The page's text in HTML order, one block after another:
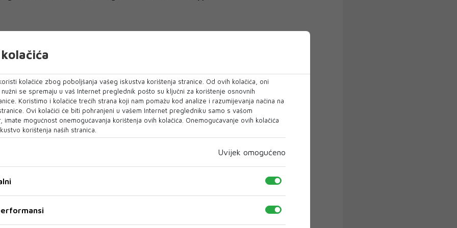
nakon nekoliko godina u SAD-u vratio u Berlin,
Zerinom i troje djece. O povratku i
povratku među veterane, Ibišević za
pozvalo i prijavilo. Nakon završetka karijere
padel, ali nedostajala mi je lopta. Bilo je sjajno,
poslije. To su sve sjajni momci – prošle
Njemačke.“
planovi
Ibišević ističe:
kolačiće zbog poboljšanja vašeg iskustva korištenja stranice. Od ovih kolačića, oni
se spremaju u vaš Internet preglednik pošto su ključni za korištenje osnovnih
Koristimo i kolačiće trećih strana koji nam pomažu kod analize i razumijevanja načina na
Ovi kolačići će biti pohranjeni u vašem Internet pregledniku samo s vašom
imate mogućnost onemogućavanja korištenja ovih kolačića. Onemogućavanje ovih kolačića
korištenja naših stranica.
Uvijek omogućeno